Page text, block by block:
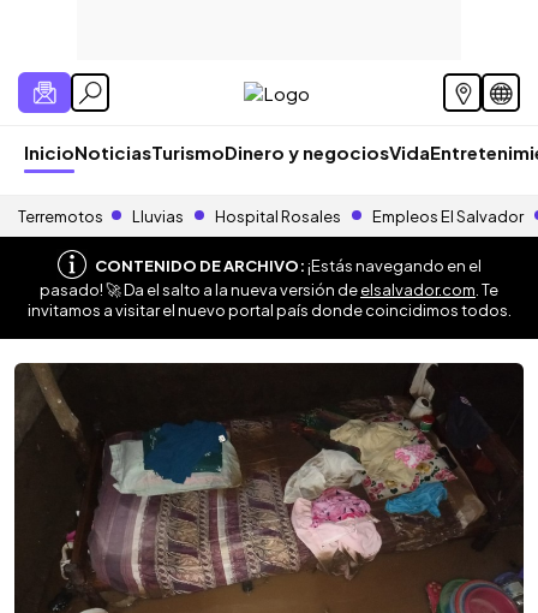
InicioNoticiasTurismoDinero y negociosVida
Terremotos Lluvias Hospital Rosales Empleos El Salvador
CONTENIDO DE ARCHIVO:¡Estás navegando en el
pasado! 🚀 Da el salto a la nueva versión deelsalvador.com . Te
invitamos a visitar el nuevo portal país donde coincidimos todos.